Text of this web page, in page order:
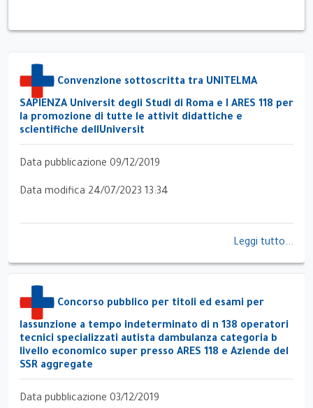
Convenzione sottoscritta tra UNITELMA
SAPIENZA Universit degli Studi di Roma e I ARES 118 per
la promozione di tutte le attivit didattiche e
scientifiche dellUniversit
Data pubblicazione 09/12/2019
Data modifica 24/07/2023 13:34
Leggi tutto...
Concorso pubblico per titoli ed esami per
lassunzione a tempo indeterminato di n 138 operatori
tecnici specializzati autista dambulanza categoria b
livello economico super presso ARES 118 e Aziende del
SSR aggregate
Data pubblicazione 03/12/2019